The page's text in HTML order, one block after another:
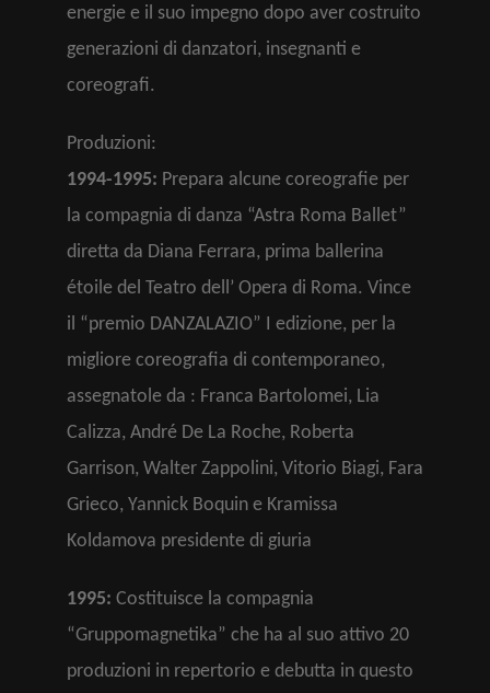
energie e il suo impegno dopo aver costruito
generazioni di danzatori, insegnanti e
coreografi.
Produzioni:
1994-1995: Prepara alcune coreografie per
la compagnia di danza “Astra Roma Ballet”
diretta da Diana Ferrara, prima ballerina
étoile del Teatro dell’ Opera di Roma. Vince
il “premio DANZALAZIO” I edizione, per la
migliore coreografia di contemporaneo,
assegnatole da : Franca Bartolomei, Lia
Calizza, André De La Roche, Roberta
Garrison, Walter Zappolini, Vitorio Biagi, Fara
Grieco, Yannick Boquin e Kramissa
Koldamova presidente di giuria
1995: Costituisce la compagnia
“Gruppomagnetika” che ha al suo attivo 20
produzioni in repertorio e debutta in questo